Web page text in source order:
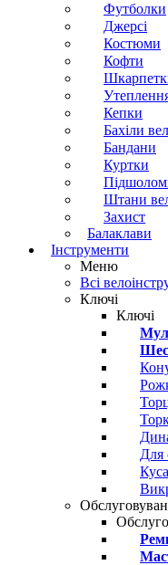
Футболки
Джерсі
Костюми
Кофти
Кепки
Бахіли
Бандани
Куртки
Штани
Захист
Балаклави
Інструменти
Меню
Всі
Ключі
Ключі
Для